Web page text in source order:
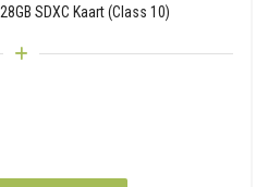
SDXC Kaart (Class 10)